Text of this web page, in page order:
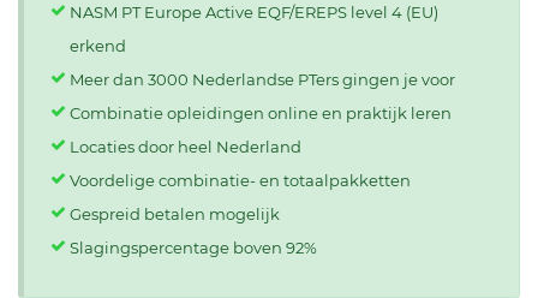
NASM PT Europe Active EQF/EREPS level 4 (EU)
erkend
Meer dan 3000 Nederlandse PTers gingen je voor
Combinatie opleidingen online en praktijk leren
Locaties door heel Nederland
Voordelige combinatie- en totaalpakketten
Gespreid betalen mogelijk
Slagingspercentage boven 92%